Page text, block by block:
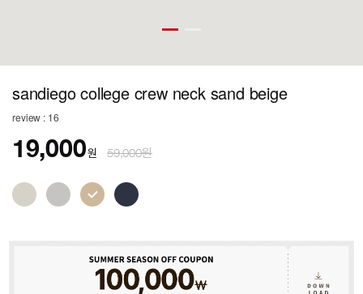
sandiego college crew neck sand beige
review : 16
19,000원 59,000원